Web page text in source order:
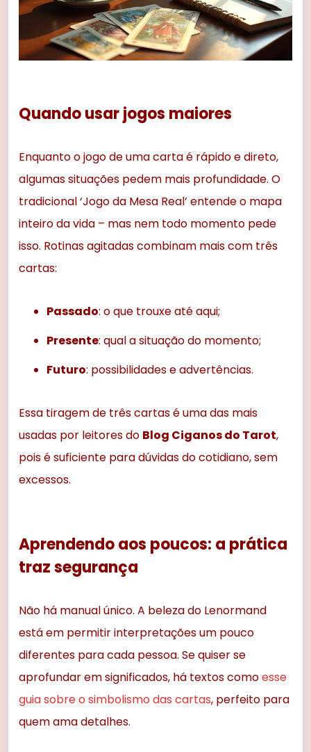
Quando usar jogos maiores
Enquanto o jogo de uma carta é rápido e direto,
algumas situações pedem mais profundidade. O
tradicional ‘Jogo da Mesa Real’ entende o mapa
inteiro da vida – mas nem todo momento pede
isso. Rotinas agitadas combinam mais com três
cartas:
Passado: o que trouxe até aqui;
Presente: qual a situação do momento;
Futuro: possibilidades e advertências.
Essa tiragem de três cartas é uma das mais
usadas por leitores do Blog Ciganos do Tarot,
pois é suficiente para dúvidas do cotidiano, sem
excessos.
Aprendendo aos poucos: a prática
traz segurança
Não há manual único. A beleza do Lenormand
está em permitir interpretações um pouco
diferentes para cada pessoa. Se quiser se
aprofundar em significados, há textos comoesse
guia sobre o simbolismo das cartas, perfeito para
quem ama detalhes.